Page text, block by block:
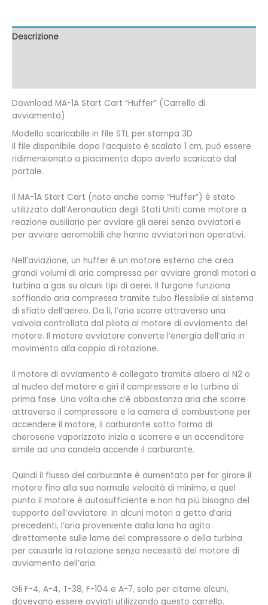
Descrizione
Download MA-1A Start Cart “Huffer” (Carrello di
avviamento)
Modello scaricabile in file STL per stampa 3D
Il file disponibile dopo l’acquisto è scalato 1 cm, può essere
ridimensionato a piacimento dopo averlo scaricato dal
portale.
Il MA-1A Start Cart (noto anche come “Huffer”) è stato
utilizzato dall’Aeronautica degli Stati Uniti come motore a
reazione ausiliario per avviare gli aerei senza avviatori e
per avviare aeromobili che hanno avviatori non operativi.
Nell’aviazione, un huffer è un motore esterno che crea
grandi volumi di aria compressa per avviare grandi motori a
turbina a gas su alcuni tipi di aerei. Il furgone funziona
soffiando aria compressa tramite tubo flessibile al sistema
di sfiato dell’aereo. Da lì, l’aria scorre attraverso una
valvola controllata dal pilota al motore di avviamento del
motore. Il motore avviatore converte l’energia dell’aria in
movimento alla coppia di rotazione.
Il motore di avviamento è collegato tramite albero al N2 o
al nucleo del motore e giri il compressore e la turbina di
prima fase. Una volta che c’è abbastanza aria che scorre
attraverso il compressore e la camera di combustione per
accendere il motore, il carburante sotto forma di
cherosene vaporizzato inizia a scorrere e un accenditore
simile ad una candela accende il carburante.
Quindi il flusso del carburante è aumentato per far girare il
motore fino alla sua normale velocità di minimo, a quel
punto il motore è autosufficiente e non ha più bisogno del
supporto dell’avviatore. In alcuni motori a getto d’aria
precedenti, l’aria proveniente dalla lana ha agito
direttamente sulle lame del compressore o della turbina
per causarle la rotazione senza necessità del motore di
avviamento dell’aria.
Gli F-4, A-4, T-38, F-104 e A-7, solo per citarne alcuni,
dovevano essere avviati utilizzando questo carrello.